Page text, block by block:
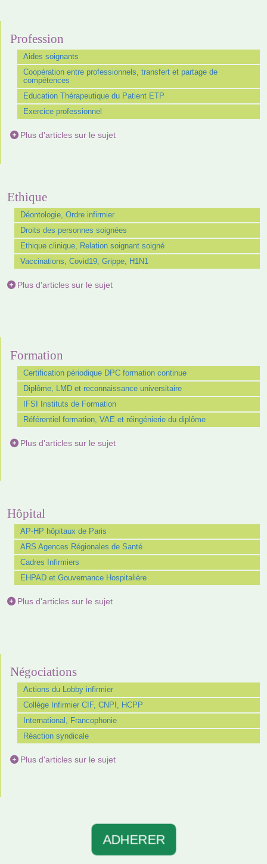
Profession
Aides soignants
Coopération entre professionnels, transfert et partage de
compétences
Education Thérapeutique du Patient ETP
Exercice professionnel
Plus d'articles sur le sujet
Ethique
Déontologie, Ordre infirmier
Droits des personnes soignées
Ethique clinique, Relation soignant soigné
Vaccinations, Covid19, Grippe, H1N1
Plus d'articles sur le sujet
Formation
Certification périodique DPC formation continue
Diplôme, LMD et reconnaissance universitaire
IFSI Instituts de Formation
Référentiel formation, VAE et réingénierie du diplôme
Plus d'articles sur le sujet
Hôpital
AP-HP hôpitaux de Paris
ARS Agences Régionales de Santé
Cadres Infirmiers
EHPAD et Gouvernance Hospitalière
Plus d'articles sur le sujet
Négociations
Actions du Lobby infirmier
Collège Infirmier CIF, CNPI, HCPP
International, Francophonie
Réaction syndicale
Plus d'articles sur le sujet
ADHERER